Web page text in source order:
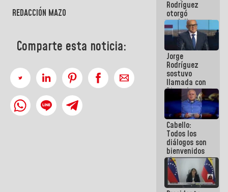
REDACCIÓN MAZO
Comparte esta noticia:
Rodríguez
otorgó
medalla
"Héroe de
Venezuela"
a servidores
públicos
Jorge
Rodríguez
sostuvo
llamada con
Dinorah
Figuera y
acuerdan
primer
encuentro
presencial
para el
diálogo
Cabello:
Todos los
diálogos son
bienvenidos
siempre que
estén en el
marco de la
Constitución